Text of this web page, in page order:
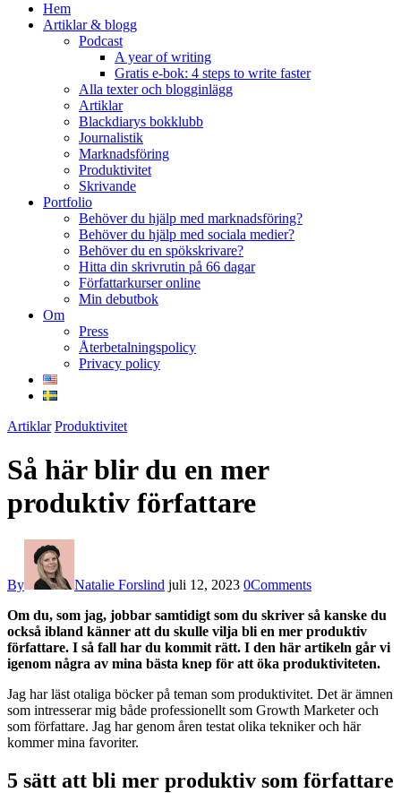
Hem
Artiklar & blogg
Podcast
A year of writing
Gratis e-bok: 4 steps to write faster
Alla texter och blogginlägg
Artiklar
Blackdiarys bokklubb
Journalistik
Marknadsföring
Produktivitet
Skrivande
Portfolio
Behöver du hjälp med marknadsföring?
Behöver du hjälp med sociala medier?
Behöver du en spökskrivare?
Hitta din skrivrutin på 66 dagar
Författarkurser online
Min debutbok
Om
Press
Återbetalningspolicy
Privacy policy
facebook-
instagram
twitter-
youtube
Artiklar Produktivitet
Så här blir du en mer
produktiv författare
By Natalie Forslind juli 12, 2023 0Comments
Om du, som jag, jobbar samtidigt som du skriver så kanske du
också ibland känner att du skulle vilja bli en mer produktiv
författare. I så fall har du kommit rätt. I den här artikeln går vi
igenom några av mina bästa knep för att öka produktiviteten.
Jag har läst otaliga böcker på teman som produktivitet. Det är ämnen
som intresserar mig både professionellt som Growth Marketer och
som författare. Jag har genom åren testat olika tekniker och här
kommer mina favoriter.
5 sätt att bli mer produktiv som författare